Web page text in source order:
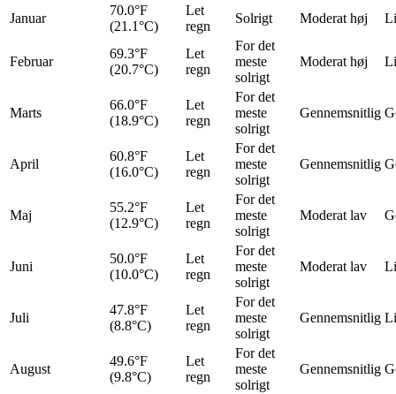
Januar
70.0°F
(21.1°C)
Let
regn
Solrigt Moderat høj
Februar
69.3°F
(20.7°C)
Let
regn
For det
meste
solrigt
Moderat høj
Marts
66.0°F
(18.9°C)
Let
regn
For det
meste
solrigt
Gennemsnitlig
April
60.8°F
(16.0°C)
Let
regn
For det
meste
solrigt
Gennemsnitlig
Maj
55.2°F
(12.9°C)
Let
regn
For det
meste
solrigt
Moderat lav
Juni
50.0°F
(10.0°C)
Let
regn
For det
meste
solrigt
Moderat lav
Juli
47.8°F
(8.8°C)
Let
regn
For det
meste
solrigt
Gennemsnitlig
August
49.6°F
(9.8°C)
Let
regn
For det
meste
solrigt
Gennemsnitlig